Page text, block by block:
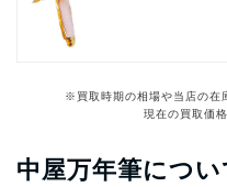
※買取時期の相場や当店の在
現在の買取価
中屋万年筆につい